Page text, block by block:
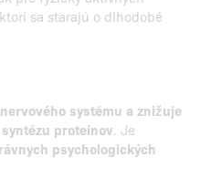
sa starajú o dlhodobé
systému a znižuje
proteínov. Je
psychologických